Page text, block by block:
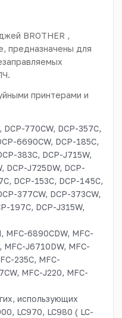
BROTHER ,
предназначены для
принтерами и
770CW, DCP-357C,
6690CW, DCP-185C,
383C, DCP-J715W,
DCP-J725DW, DCP-
DCP-153C, DCP-145C,
377CW, DCP-373CW,
197C, DCP-J315W,
6890CDW, MFC-
MFC-J6710DW, MFC-
235C, MFC-
MFC-J220, MFC-
использующих
LC970, LC980 ( LC-